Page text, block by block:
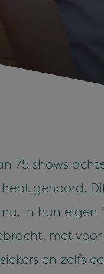
75 shows
hebt gehoord.
in hun eigen
met
en zelfs